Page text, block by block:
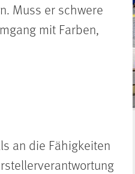
Muss er schwere
mit Farben,
an die Fähigkeiten